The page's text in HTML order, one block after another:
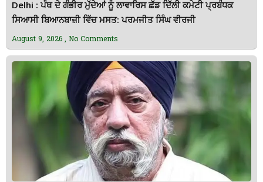
Delhi : ਪੰਥ ਦੇ ਗੰਭੀਰ ਮੁੱਦੇਆਂ ਨੂੰ ਲਾਵਾਰਿਸ ਛੱਡ ਦਿੱਲੀ ਕਮੇਟੀ ਪ੍ਰਬੰਧਕ
ਸਿਆਸੀ ਬਿਆਨਬਾਜ਼ੀ ਵਿੱਚ ਮਸਤ: ਪਰਮਜੀਤ ਸਿੰਘ ਵੀਰਜੀ
August 9, 2026 No Comments